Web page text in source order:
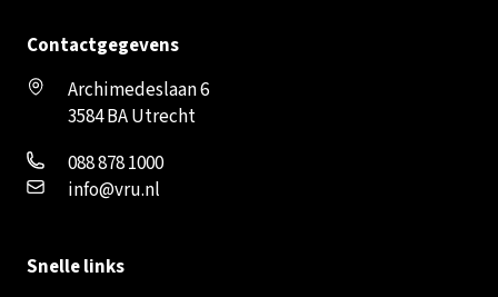
Contactgegevens
Archimedeslaan 6
3584 BA Utrecht
088 878 1000
info@vru.nl
Snelle links